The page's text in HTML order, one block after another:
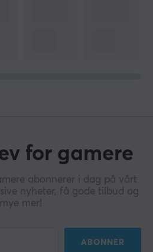
for gamere
abonnerer i dag på vårt
nyheter, få gode tilbud og
mye mer!
ABONNER